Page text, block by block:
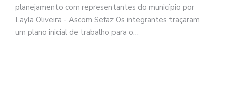
planejamento com representantes do município por
Layla Oliveira - Ascom Sefaz Os integrantes traçaram
um plano inicial de trabalho para o…